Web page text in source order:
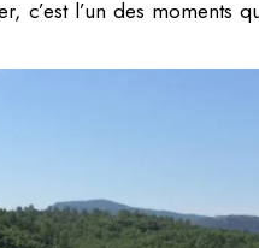
c’est l’un des moments